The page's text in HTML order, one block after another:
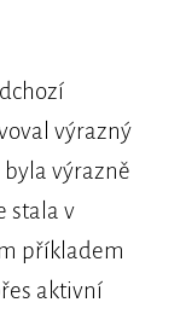
výrazný
výrazně
stala v
příkladem
aktivní